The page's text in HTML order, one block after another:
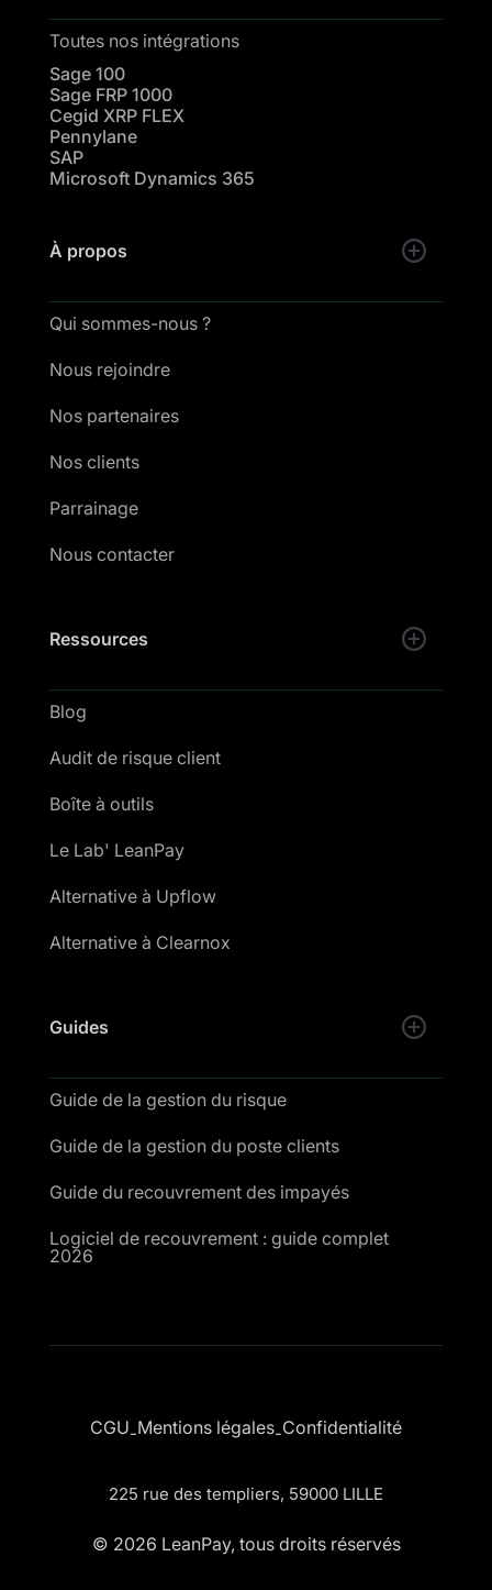
Toutes nos intégrations
Sage 100
Sage FRP 1000
Cegid XRP FLEX
Pennylane
SAP
Microsoft Dynamics 365
À propos
Qui sommes-nous ?
Nous rejoindre
Nos partenaires
Nos clients
Parrainage
Nous contacter
Ressources
Blog
Audit de risque client
Boîte à outils
Le Lab' LeanPay
Alternative à Upflow
Alternative à Clearnox
Guides
Guide de la gestion du risque
Guide de la gestion du poste clients
Guide du recouvrement des impayés
Logiciel de recouvrement : guide complet
2026
CGU-Mentions légales-Confidentialité
225 rue des templiers, 59000 LILLE
© 2026 LeanPay, tous droits réservés